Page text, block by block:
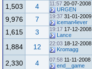
20-07-2008
11:57
URGEN
4
1,503
31-01-2009
19:37
iceman4ever
7
9,976
17-12-2008
19:17
Lance
3
1,615
18-12-2008
22:03
Kromagg
12
1,884
11-11-2008
07:58
end__game
4
2,330